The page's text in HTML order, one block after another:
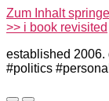
Zum Inhalt
>> i book revisited
established
#politics